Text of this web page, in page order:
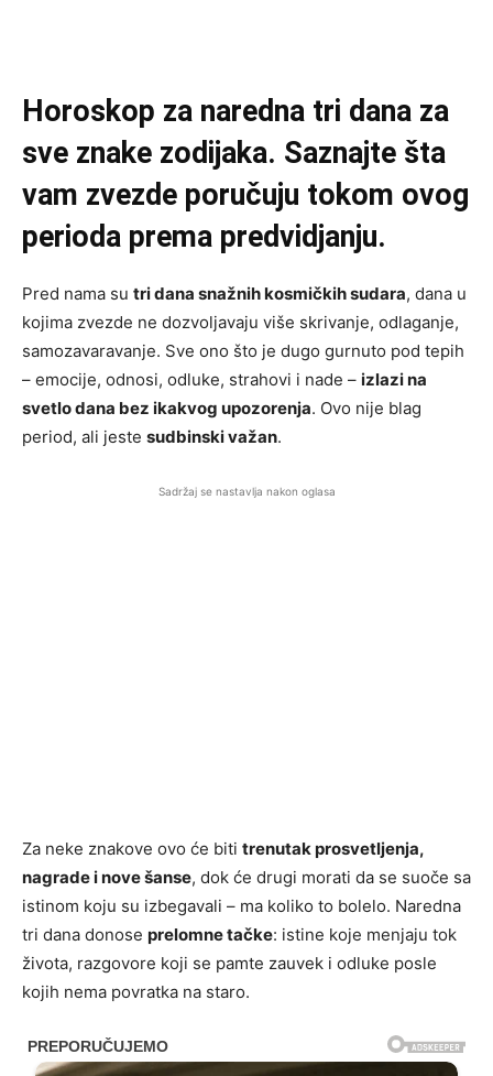
Horoskop za naredna tri dana za
sve znake zodijaka. Saznajte šta
vam zvezde poručuju tokom ovog
perioda prema predvidjanju.
Pred nama su tri dana snažnih kosmičkih sudara, dana u
kojima zvezde ne dozvoljavaju više skrivanje, odlaganje,
samozavaravanje. Sve ono što je dugo gurnuto pod tepih
– emocije, odnosi, odluke, strahovi i nade – izlazi na
svetlo dana bez ikakvog upozorenja. Ovo nije blag
period, ali jeste sudbinski važan.
Sadržaj se nastavlja nakon oglasa
Za neke znakove ovo će biti trenutak prosvetljenja,
nagrade i nove šanse, dok će drugi morati da se suoče sa
istinom koju su izbegavali – ma koliko to bolelo. Naredna
tri dana donose prelomne tačke: istine koje menjaju tok
života, razgovore koji se pamte zauvek i odluke posle
kojih nema povratka na staro.